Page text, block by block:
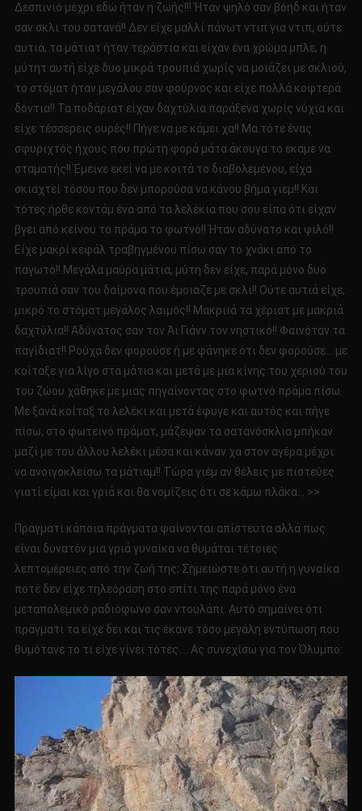
Δεσπινιό μέχρι εδώ ήταν η ζωής!!! Ήταν ψηλό σαν βόηδ και ήταν
σαν σκλι του σατανά!! Δεν είχε μαλλί πάνωτ ντιπ για ντιπ, ούτε
αυτιά, τα μάτιατ ήταν τεράστια και είχαν ένα χρώμα μπλε, η
μύτητ αυτή είχε δυο μικρά τρουπιά χωρίς να μοιάζει με σκλιού,
το στόματ ήταν μεγάλου σαν φούρνος και είχε πολλά κοφτερά
δόντια!! Τα ποδάριατ είχαν δαχτύλια παράξενα χωρίς νύχια και
είχε τέσσερεις ουρές!! Πήγε να με κάμει χα!! Μα τότε ένας
σφυριχτός ήχους που πρώτη φορά μάτα άκουγα το εκαμε να
σταματής!! Έμεινε εκεί να με κοιτά το διαβολεμένου, είχα
σκιαχτεί τόσου που δεν μπορούσα να κάνου βήμα γιεμ!! Και
τότες ήρθε κοντάμ ένα από τα λελέκια που σου είπα ότι είχαν
βγει από κείνου το πράμα το φωτνό!! Ήταν αδύνατο και ψιλό!!
Είχε μακρί κεφάλ τραβηγμένου πίσω σαν το χνάκι από το
παγωτό!! Μεγάλα μαύρα μάτια, μύτη δεν είχε, παρά μόνο δυο
τρουπιά σαν του δαίμονα που έμοιαζε με σκλι!! Ούτε αυτιά είχε,
μικρό το στόματ μεγάλος λαιμός!! Μακριιά τα χέριατ με μακριά
δαχτύλια!! Αδύνατος σαν τον Άι Γιάνν τον νηστικό!! Φαινόταν τα
παγίδιατ!! Ρούχα δεν φορούσε ή με φάνηκε ότι δεν φορούσε… με
κοίταξε για λίγο στα μάτια και μετά με μια κίνης του χεριού του
του ζώου χάθηκε με μιας πηγαίνοντας στο φωτνό πράμα πίσω.
Με ξανά κοίταξ το λελέκι και μετά έφυγε και αυτός και πήγε
πίσω, στο φωτεινό πράματ, μάζεψαν τα σατανόσκλια μπήκαν
μαζί με του άλλου λελέκι μέσα και κάναν χα στον αγέρα μέχρι
να ανοιγοκλείσω τα μάτιαμ!! Τώρα γιέμ αν θέλεις με πιστεύες
γιατί είμαι και γριά και θα νομίζεις ότι σε κάμω πλάκα… >>
Πράγματι κάποια πράγματα φαίνονται απίστευτα αλλά πως
είναι δυνατόν μια γριά γυναίκα να θυμάται τέτοιες
λεπτομέρειες από την ζωή της; Σημειώστε ότι αυτή η γυναίκα
ποτέ δεν είχε τηλεόραση στο σπίτι της παρά μόνο ένα
μεταπολεμικό ραδιόφωνο σαν ντουλάπι. Αυτό σημαίνει ότι
πράγματι τα είχε δει και τις έκανε τόσο μεγάλη εντύπωση που
θυμότανε το τι είχε γίνει τότες…. Ας συνεχίσω για τον Όλυμπο: